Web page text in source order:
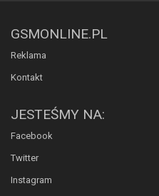
GSMONLINE.PL
Reklama
Kontakt
JESTEŚMY NA:
Facebook
Twitter
Instagram